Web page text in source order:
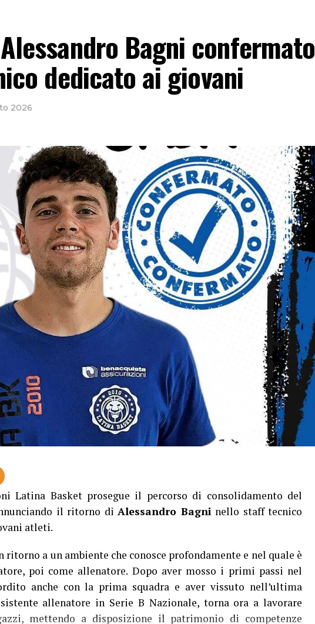
Bagni confermato
dedicato ai giovani
2026
Latina Basket prosegue il percorso di consolidamento del
il ritorno diAlessandro Bagninello staff tecnico
atleti.
a un ambiente che conosce profondamente e nel quale è
poi come allenatore. Dopo aver mosso i primi passi nel
anche con la prima squadra e aver vissuto nell’ultima
allenatore in Serie B Nazionale, torna ora a lavorare
mettendo a disposizione il patrimonio di competenze